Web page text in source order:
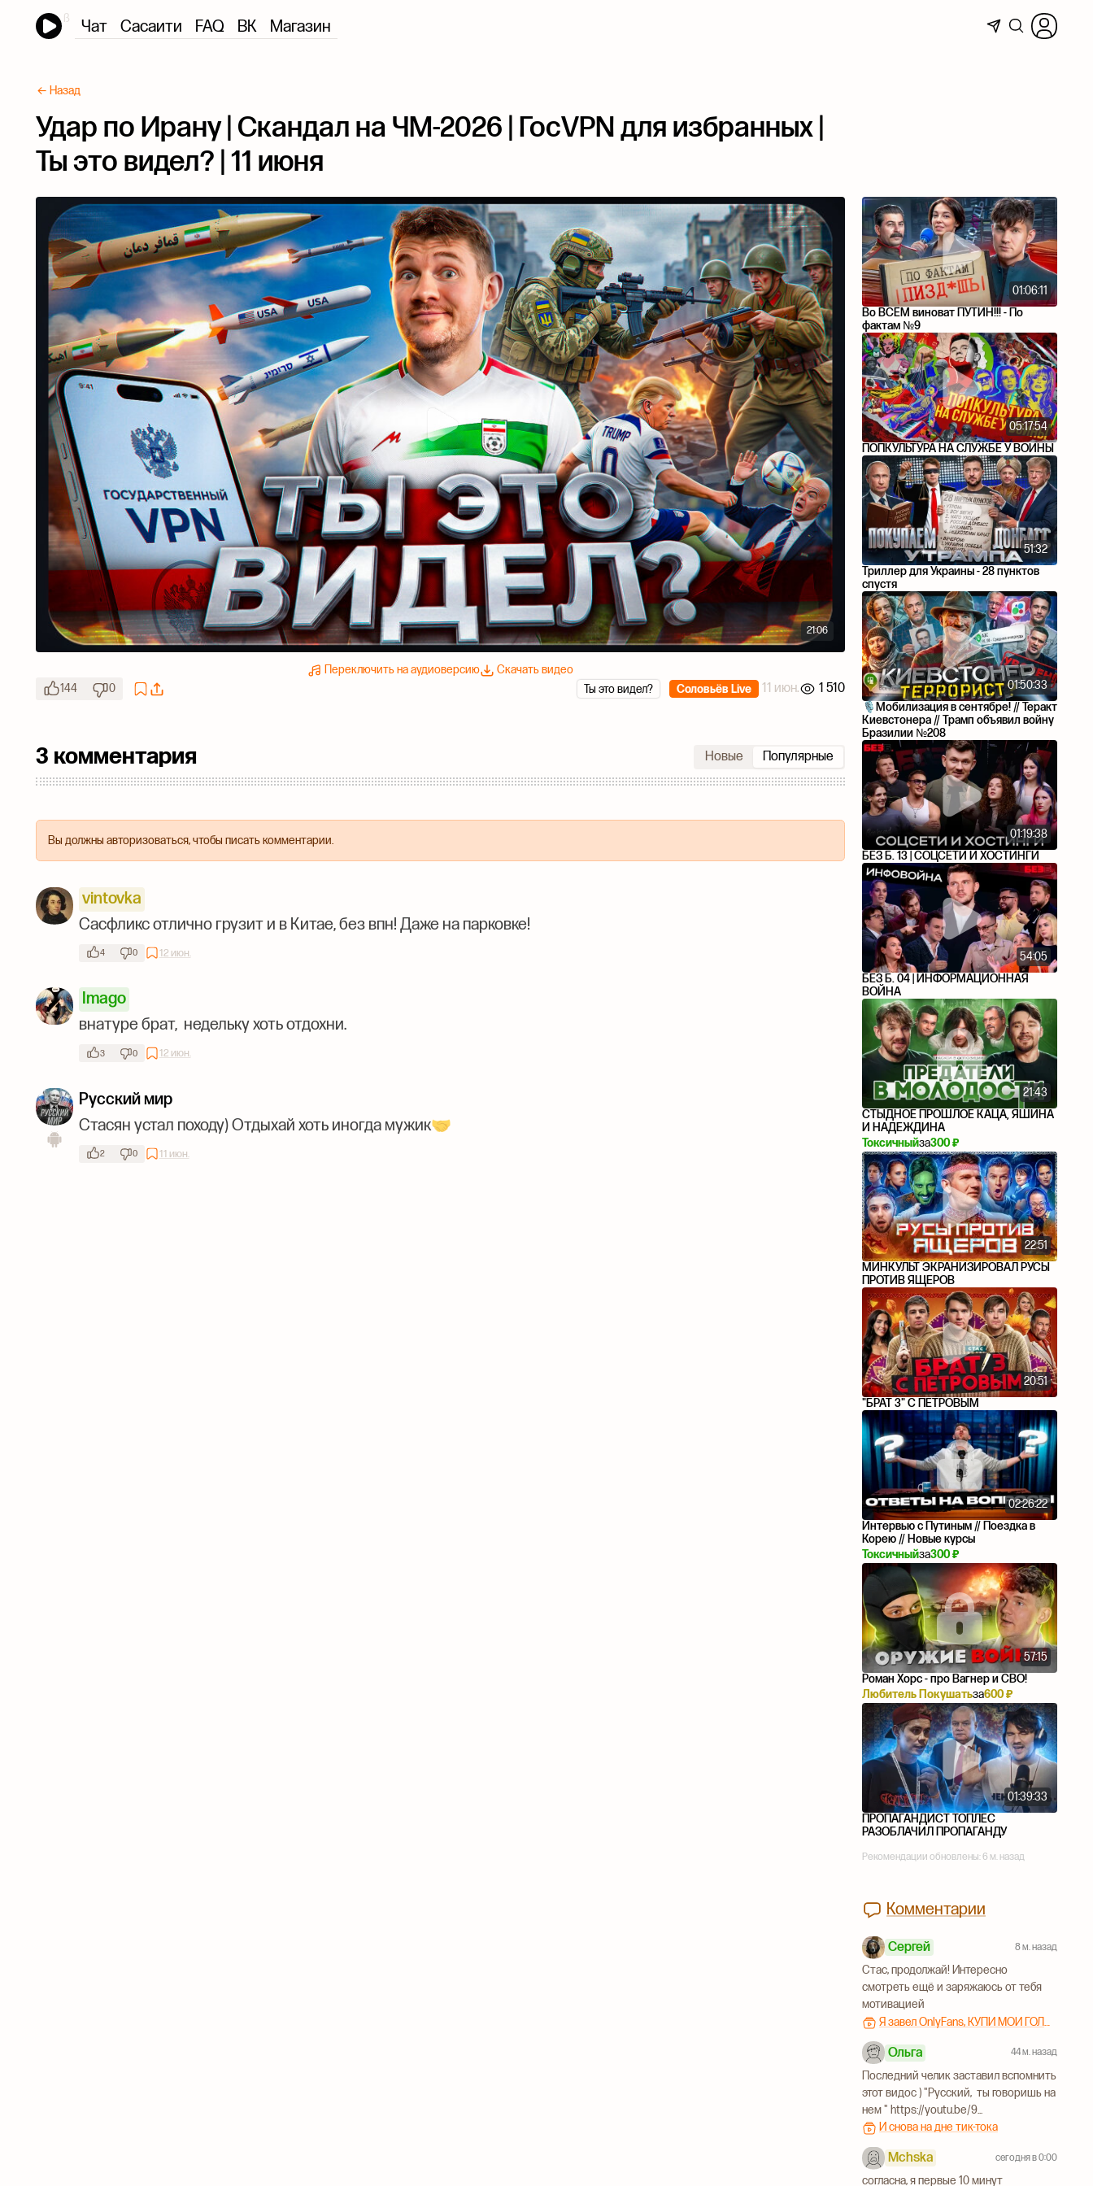
Чат Сасаити FAQ ВК Магазин
← Назад
Удар по Ирану | Скандал на ЧМ-2026 | ГосVPN для избранных |
Ты это видел? | 11 июня
21:06
Переключить на аудиоверсию
Скачать видео
144
0 Соловьёв Live 11 июн. 1 510
Ты это видел?
01:06:11
Во ВСËМ виноват ПУТИН!!! - По
фактам №9
05:17:54
ПОПКУЛЬТУРА НА СЛУЖБЕ У ВОЙНЫ
51:32
Триллер для Украины - 28 пунктов
спустя
01:50:33
🎙Мобилизация в сентябре! // Теракт
Киевстонера // Трамп объявил войну
Бразилии №208
01:19:38
БЕЗ Б. 13 | СОЦСЕТИ И ХОСТИНГИ
54:05
БЕЗ Б. 04 | ИНФОРМАЦИОННАЯ
ВОЙНА
21:43
СТЫДНОЕ ПРОШЛОЕ КАЦА, ЯШИНА
И НАДЕЖДИНА
Токсичныйза300 ₽
22:51
МИНКУЛЬТ ЭКРАНИЗИРОВАЛ РУСЫ
ПРОТИВ ЯЩЕРОВ
20:51
"БРАТ 3" С ПЕТРОВЫМ
02:26:22
Интервью с Путиным // Поездка в
Корею // Новые курсы
Токсичныйза300 ₽
57:15
Роман Хорс - про Вагнер и СВО!
Любитель Покушатьза600 ₽
01:39:33
ПРОПАГАНДИСТ ТОПЛЕС
РАЗОБЛАЧИЛ ПРОПАГАНДУ
Рекомендации обновлены:6 м. назад
Комментарии
Сергей 8 м. назад
Стас, продолжай! Интересно
смотреть ещё и заряжаюсь от тебя
мотивацией
Я завел OnlyFans, КУПИ МОИ ГОЛЫЕ ФОТКИ!!!
Ольга 44 м. назад
Последний челик заставил вспомнить
этот видос ) "Русский, ты говоришь на
нем " https://youtu.be/9...
И снова на дне тик-тока
Mchska сегодня в 0:00
согласна, я первые 10 минут
3 комментария Новые Популярные
Вы должны авторизоваться, чтобы писать комментарии.
vintovka
Сасфликс отлично грузит и в Китае, без впн! Даже на парковке!
4 0 12 июн.
Imago
внатуре брат, недельку хоть отдохни.
3 0 12 июн.
Русский мир
Стасян устал походу) Отдыхай хоть иногда мужик🤝
2 0 11 июн.